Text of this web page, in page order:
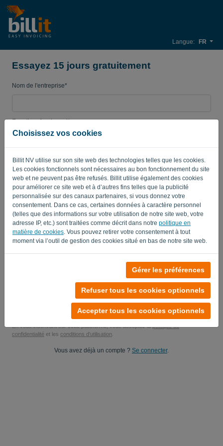
Choisissez vos cookies
Billit NV utilise sur son site web des technologies telles que les cookies.
Les cookies fonctionnels sont nécessaires au bon fonctionnement du site
web et ne peuvent pas être refusés. Billit utilise également des cookies
pour améliorer ce site web et à d’autres fins telles que la publicité
personnalisée sur des canaux partenaires, si vous donnez votre
consentement. Dans ce cas, certaines données à caractère personnel
(telles que des informations sur votre utilisation de notre site web, votre
adresse IP, etc.) sont traitées comme décrit dans notre politique en
matière de cookies . Vous pouvez retirer votre consentement à tout
moment via l’outil de gestion des cookies situé en bas de notre site web.
Gérer les préférences
Refuser tous les cookies optionnels
Accepter tous les cookies optionnels
Langue: FR
Essayez 15 jours gratuitement
Nom de l'entreprise*
E-mail professionnel*
Mot de passe
Oui, vous pouvez m'envoyer des mises à jour produit..
Commencez votre essai gratuit
Aucune carte de crédit requise
Vous n'avez aucune obligation ! 100 % sans engagement
Vos données sont 100 % sécurisées
En vous inscrivant sur cette plateforme, vous acceptez lapolitique de
confidentialité et les conditions d'utilisation
Vous avez déjà un compte ? Se connecter.